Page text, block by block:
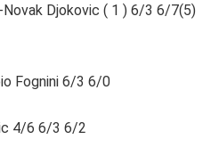
Novak Djokovic ( 1 ) 6/3 6/7(5)
Fognini 6/3 6/0
4/6 6/3 6/2